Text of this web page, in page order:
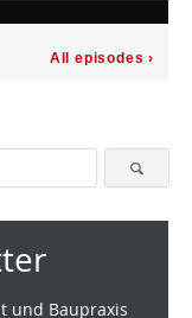
und Baupraxis